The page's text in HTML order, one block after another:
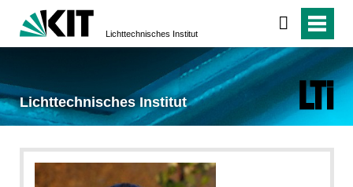
Lichttechnisches Institut
Lichttechnisches Institut